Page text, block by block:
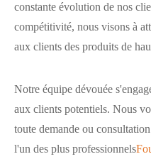
constante évolution de nos
compétitivité, nous visons à
aux clients des produits de
Notre équipe dévouée
aux clients potentiels. Nous
toute demande ou
l'un des plus professionnels